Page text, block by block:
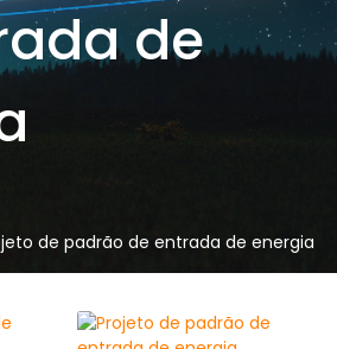
de
de padrão de entrada de energia